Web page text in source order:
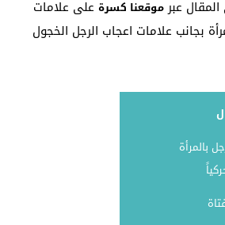
عبر موقعنا كسرة على علامات
بجانب علامات اعجاب الرجل الخجول
بالمرأة